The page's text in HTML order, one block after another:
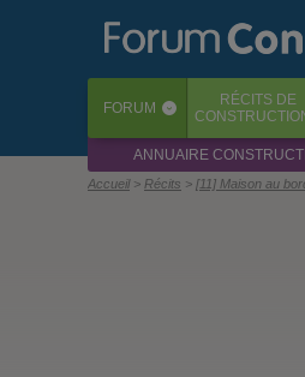
FORUM ‹ RÉCITS DE
ANNUAIRE
Accueil Récits [11] Maison au